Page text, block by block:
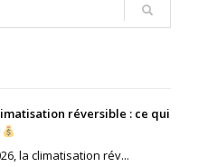
réversible : ce qui
la climatisation rév...